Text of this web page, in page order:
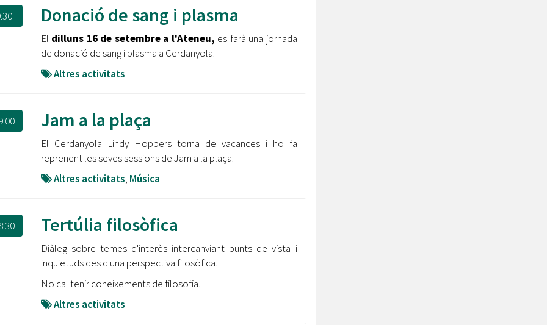
Donació de sang i plasma
El dilluns 16 de setembre a l'Ateneu, es farà una jornada
de donació de sang i plasma a Cerdanyola.
Altres activitats
Jam a la plaça
El Cerdanyola Lindy Hoppers torna de vacances i ho fa
reprenent les seves sessions de Jam a la plaça.
Altres activitats, Música
Tertúlia filosòfica
Diàleg sobre temes d'interès intercanviant punts de vista i
inquietuds des d'una perspectiva filosòfica.
No cal tenir coneixements de filosofia.
Altres activitats